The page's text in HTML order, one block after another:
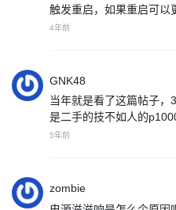
触发重启，如果重启可以
4年前
GNK48
当年就是看了这篇帖子
是二手的技不如人的
5年前
zombie